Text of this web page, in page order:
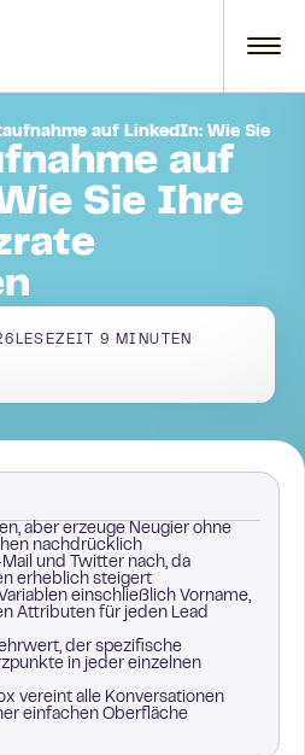
auf LinkedIn: Wie Sie
auf
Sie Ihre
LESEZEIT9 MINUTEN
aber erzeuge Neugier ohne
nachdrücklich
und Twitter nach, da
erheblich steigert
einschließlich Vorname,
Attributen für jeden Lead
der spezifische
in jeder einzelnen
vereint alle Konversationen
einfachen Oberfläche